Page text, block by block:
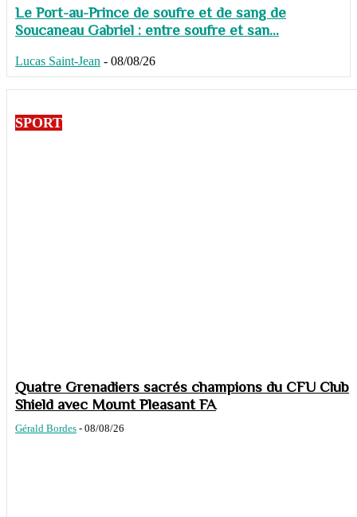
Le Port-au-Prince de soufre et de sang de
Soucaneau Gabriel : entre soufre et san...
Lucas Saint-Jean - 08/08/26
SPORT
Quatre Grenadiers sacrés champions du CFU Club
Shield avec Mount Pleasant FA
Gérald Bordes - 08/08/26